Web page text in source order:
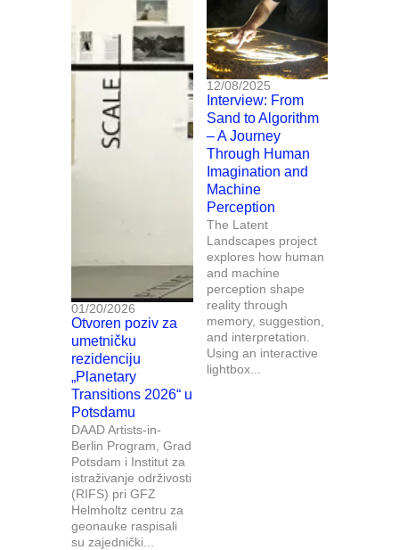
01/20/2026
Otvoren poziv za
umetničku
rezidenciju
„Planetary
Transitions 2026“ u
Potsdamu
DAAD Artists-in-
Berlin Program, Grad
Potsdam i Institut za
istraživanje održivosti
(RIFS) pri GFZ
Helmholtz centru za
geonauke raspisali
su zajednički...
12/08/2025
Interview: From
Sand to Algorithm
– A Journey
Through Human
Imagination and
Machine
Perception
The Latent
Landscapes project
explores how human
and machine
perception shape
reality through
memory, suggestion,
and interpretation.
Using an interactive
lightbox...